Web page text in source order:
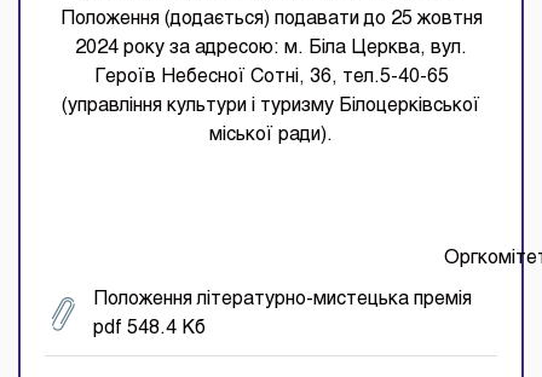
Положення (додається) подавати до 25 жовтня
2024 року за адресою: м. Біла Церква, вул.
Героїв Небесної Сотні, 36, тел.5-40-65
(управління культури і туризму Білоцерківської
міської ради).
Положення літературно-мистецька премія
pdf 548.4 Кб